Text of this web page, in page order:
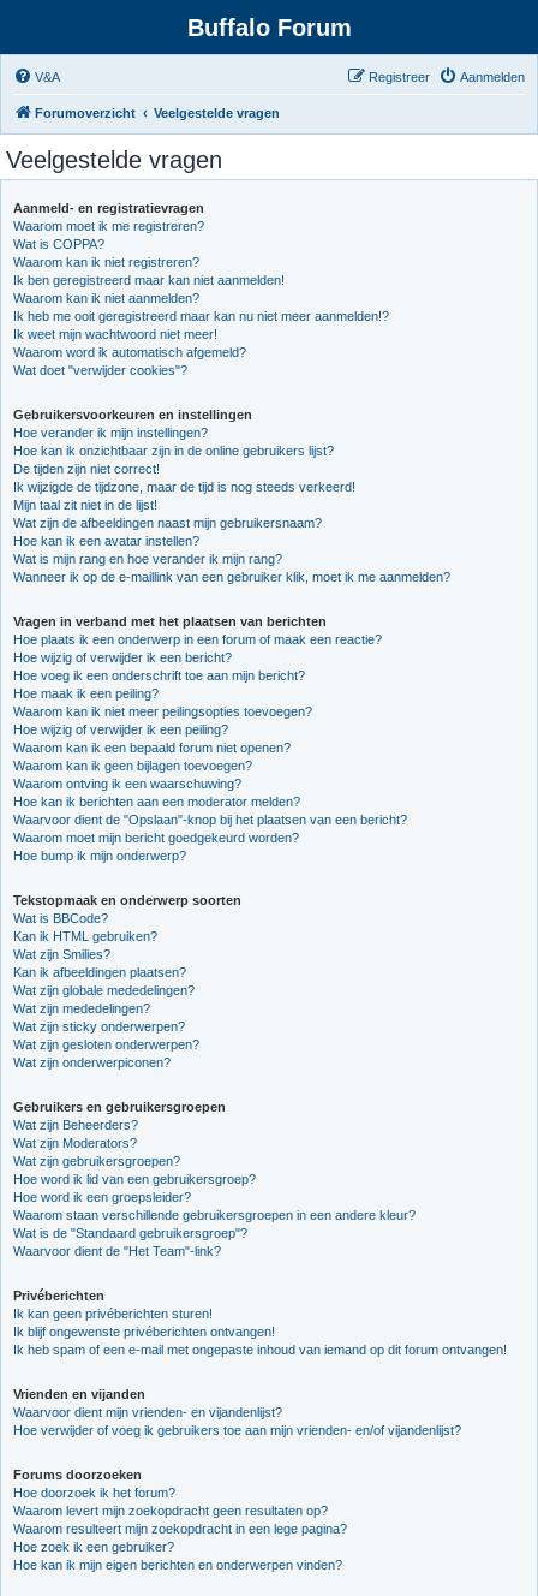
Buffalo Forum
V&A Aanmelden
Registreer
Forumoverzicht Veelgestelde vragen
Veelgestelde vragen
Aanmeld- en registratievragen
Waarom moet ik me registreren?
Wat is COPPA?
Waarom kan ik niet registreren?
Ik ben geregistreerd maar kan niet aanmelden!
Waarom kan ik niet aanmelden?
Ik heb me ooit geregistreerd maar kan nu niet meer aanmelden!?
Ik weet mijn wachtwoord niet meer!
Waarom word ik automatisch afgemeld?
Wat doet "verwijder cookies"?
Gebruikersvoorkeuren en instellingen
Hoe verander ik mijn instellingen?
Hoe kan ik onzichtbaar zijn in de online gebruikers lijst?
De tijden zijn niet correct!
Ik wijzigde de tijdzone, maar de tijd is nog steeds verkeerd!
Mijn taal zit niet in de lijst!
Wat zijn de afbeeldingen naast mijn gebruikersnaam?
Hoe kan ik een avatar instellen?
Wat is mijn rang en hoe verander ik mijn rang?
Wanneer ik op de e-maillink van een gebruiker klik, moet ik me aanmelden?
Vragen in verband met het plaatsen van berichten
Hoe plaats ik een onderwerp in een forum of maak een reactie?
Hoe wijzig of verwijder ik een bericht?
Hoe voeg ik een onderschrift toe aan mijn bericht?
Hoe maak ik een peiling?
Waarom kan ik niet meer peilingsopties toevoegen?
Hoe wijzig of verwijder ik een peiling?
Waarom kan ik een bepaald forum niet openen?
Waarom kan ik geen bijlagen toevoegen?
Waarom ontving ik een waarschuwing?
Hoe kan ik berichten aan een moderator melden?
Waarvoor dient de "Opslaan"-knop bij het plaatsen van een bericht?
Waarom moet mijn bericht goedgekeurd worden?
Hoe bump ik mijn onderwerp?
Tekstopmaak en onderwerp soorten
Wat is BBCode?
Kan ik HTML gebruiken?
Wat zijn Smilies?
Kan ik afbeeldingen plaatsen?
Wat zijn globale mededelingen?
Wat zijn mededelingen?
Wat zijn sticky onderwerpen?
Wat zijn gesloten onderwerpen?
Wat zijn onderwerpiconen?
Gebruikers en gebruikersgroepen
Wat zijn Beheerders?
Wat zijn Moderators?
Wat zijn gebruikersgroepen?
Hoe word ik lid van een gebruikersgroep?
Hoe word ik een groepsleider?
Waarom staan verschillende gebruikersgroepen in een andere kleur?
Wat is de "Standaard gebruikersgroep"?
Waarvoor dient de "Het Team"-link?
Privéberichten
Ik kan geen privéberichten sturen!
Ik blijf ongewenste privéberichten ontvangen!
Ik heb spam of een e-mail met ongepaste inhoud van iemand op dit forum ontvangen!
Vrienden en vijanden
Waarvoor dient mijn vrienden- en vijandenlijst?
Hoe verwijder of voeg ik gebruikers toe aan mijn vrienden- en/of vijandenlijst?
Forums doorzoeken
Hoe doorzoek ik het forum?
Waarom levert mijn zoekopdracht geen resultaten op?
Waarom resulteert mijn zoekopdracht in een lege pagina?
Hoe zoek ik een gebruiker?
Hoe kan ik mijn eigen berichten en onderwerpen vinden?